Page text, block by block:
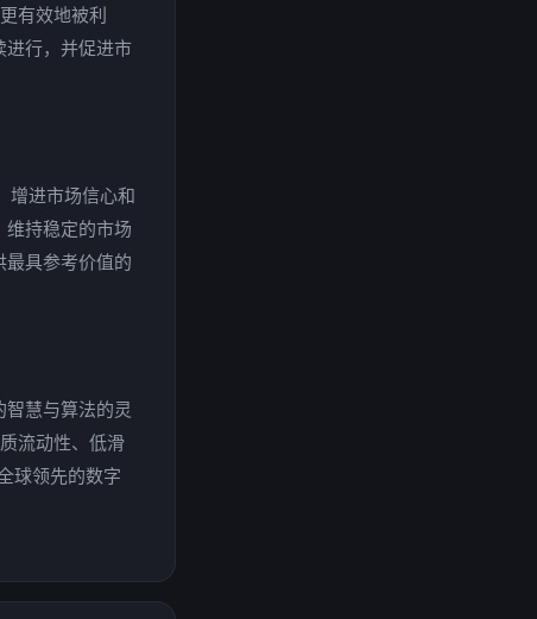
有效地被利
进行，并促进市
增进市场信心和
持稳定的市场
具参考价值的
慧与算法的灵
流动性、低滑
球领先的数字